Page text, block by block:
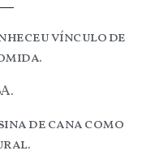
vínculo de
de cana como